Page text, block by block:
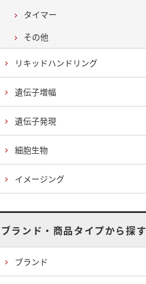
タイマー
その他
リキッドハンドリング
遺伝子増幅
遺伝子発現
細胞生物
イメージング
ブランド・商品タイプから探す
ブランド